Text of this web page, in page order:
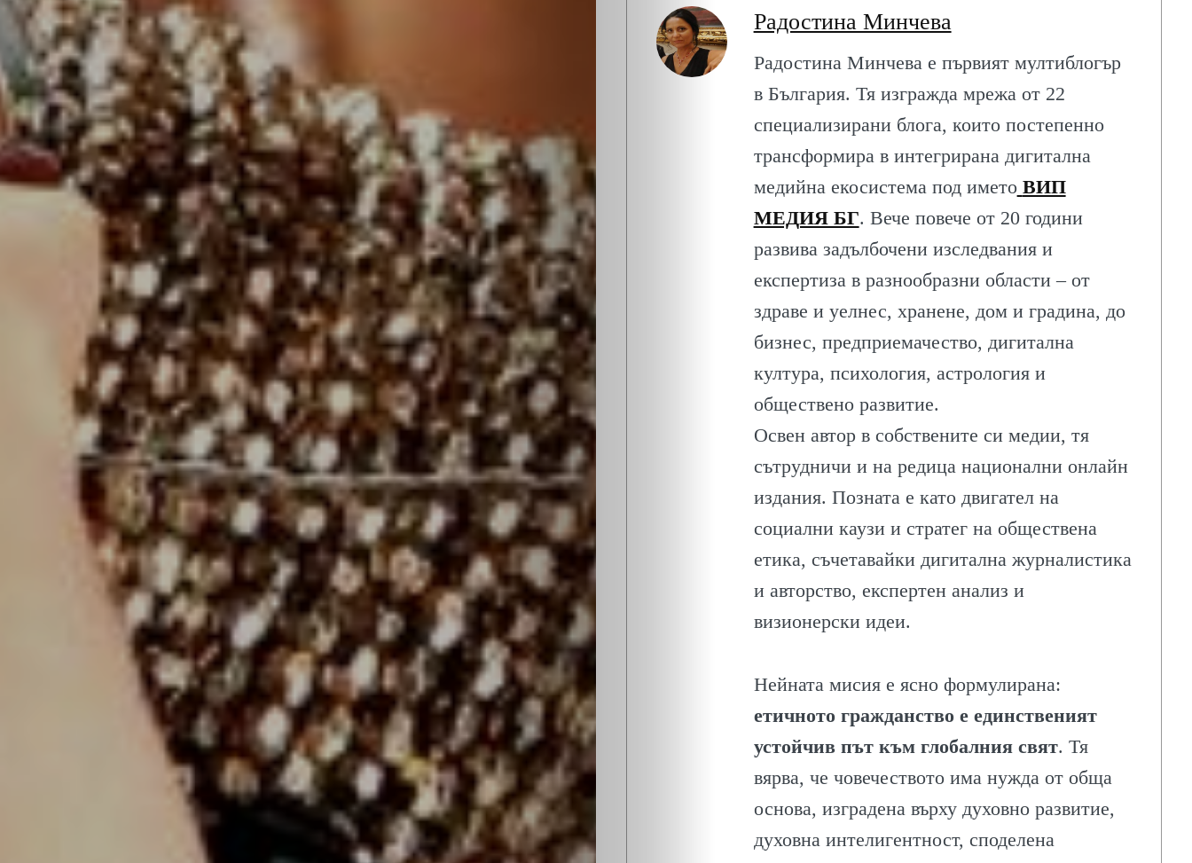
УСПЕХ
ОБЩЕСТВО
ПОТРЕБИТЕЛИТЕ
ПРОФЕСИИ
ПСИХОЛОГИЯ
ТРАНСПОРТ
Радостина Минчева
Радостина Минчева е първият мултиблогър
в България. Тя изгражда мрежа от 22
специализирани блога, които постепенно
трансформира в интегрирана дигитална
медийна екосистема под името ВИП
МЕДИЯ БГ. Вече повече от 20 години
развива задълбочени изследвания и
експертиза в разнообразни области – от
здраве и уелнес, хранене, дом и градина, до
бизнес, предприемачество, дигитална
култура, психология, астрология и
обществено развитие.
Освен автор в собствените си медии, тя
сътрудничи и на редица национални онлайн
издания. Позната е като двигател на
социални каузи и стратег на обществена
етика, съчетавайки дигитална журналистика
и авторство, експертен анализ и
визионерски идеи.
Нейната мисия е ясно формулирана:
етичното гражданство е единственият
устойчив път към глобалния свят. Тя
вярва, че човечеството има нужда от обща
основа, изградена върху духовно развитие,
духовна интелигентност, споделена